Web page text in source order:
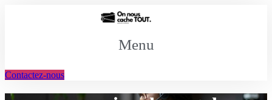
Menu
Contactez-nous